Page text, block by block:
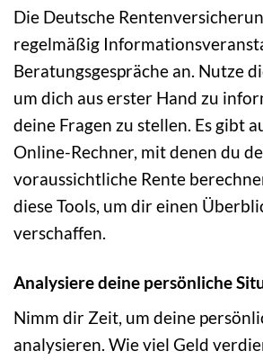
Die Deutsche
regelmäßig
Beratungsgespräche an. Nutze
um dich aus erster Hand zu
deine Fragen zu stellen. Es gibt
Online-Rechner, mit denen du
voraussichtliche Rente
diese Tools, um dir einen
verschaffen.
Analysiere deine persönliche
Nimm dir Zeit, um deine
analysieren. Wie viel Geld